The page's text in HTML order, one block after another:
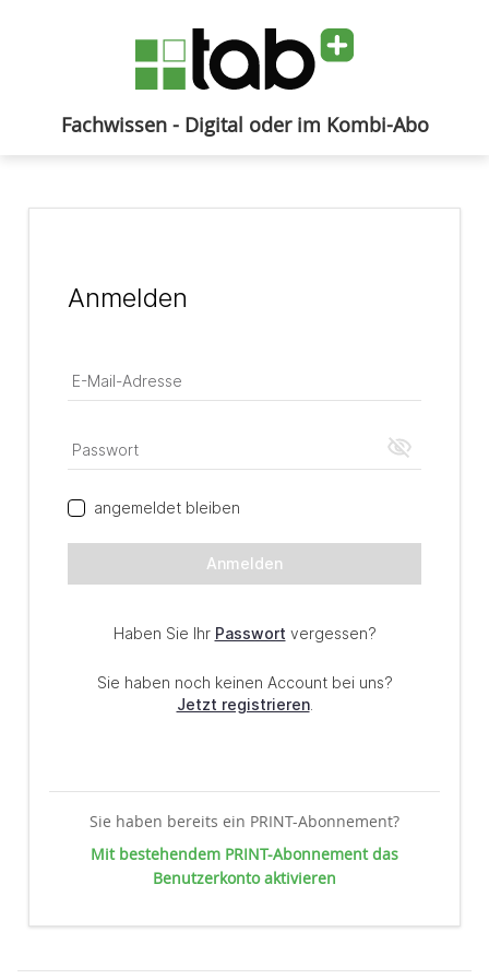
Fachwissen - Digital oder im Kombi-Abo
Sie haben bereits ein PRINT-Abonnement?
Mit bestehendem PRINT-Abonnement das
Benutzerkonto aktivieren